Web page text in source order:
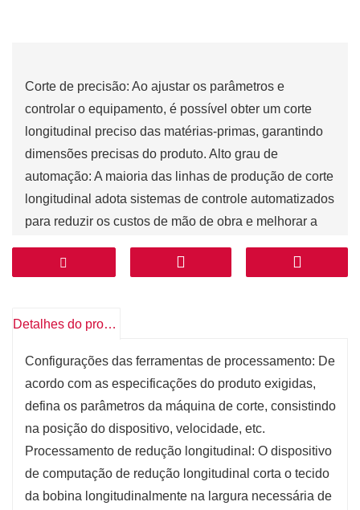
Corte de precisão: Ao ajustar os parâmetros e
controlar o equipamento, é possível obter um corte
longitudinal preciso das matérias-primas, garantindo
dimensões precisas do produto. Alto grau de
automação: A maioria das linhas de produção de corte
longitudinal adota sistemas de controle automatizados
para reduzir os custos de mão de obra e melhorar a
conservação de energia: A linha de produção de corte
consumo de energia, e atender requisitos de proteção
ambiental.
Detalhes do produto
Configurações das ferramentas de processamento: De
acordo com as especificações do produto exigidas,
defina os parâmetros da máquina de corte, consistindo
na posição do dispositivo, velocidade, etc.
Processamento de redução longitudinal: O dispositivo
de computação de redução longitudinal corta o tecido
da bobina longitudinalmente na largura necessária de